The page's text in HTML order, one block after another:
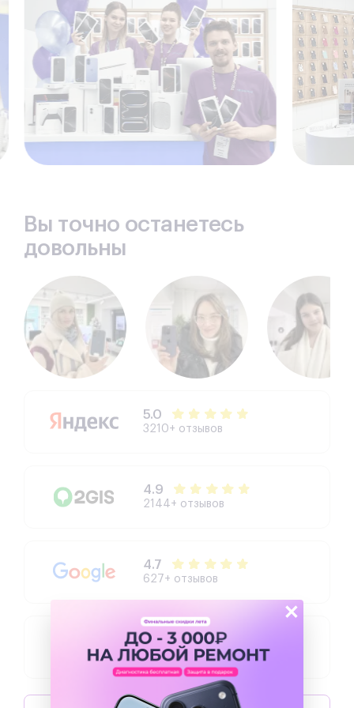
Вы точно останетесь
довольны
5.0
3210+ отзывов
4.9
2144+ отзывов
4.7
627+ отзывов
4.3
504+ отзывов
×